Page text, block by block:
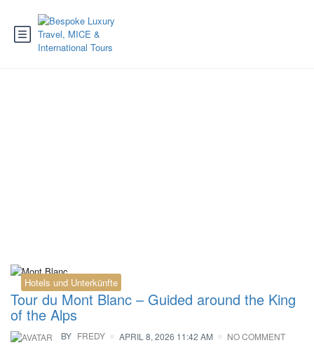
Hotels und Unterkünfte
Tour du Mont Blanc – Guided around the King
of the Alps
BY FREDY APRIL 8, 2026 11:42 AM NO COMMENT